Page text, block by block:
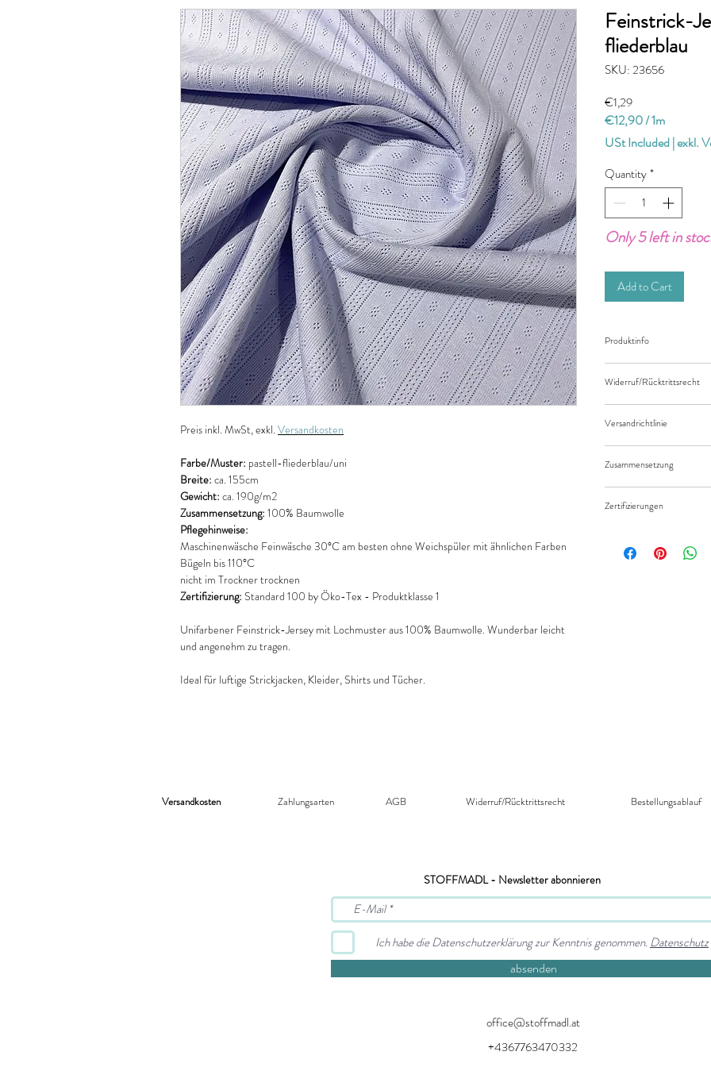
Preis inkl. MwSt, exkl. Versandkosten
Farbe/Muster: pastell-fliederblau/uni
Breite: ca. 155cm
Gewicht: ca. 190g/m2
Zusammensetzung: 100% Baumwolle
Pflegehinweise:
Maschinenwäsche Feinwäsche 30°C am besten ohne Weichspüler mit ähnlichen Farben
Bügeln bis 110°C
nicht im Trockner trocknen
Zertifizierung: Standard 100 by Öko-Tex - Produktklasse 1
Unifarbener Feinstrick-Jersey mit Lochmuster aus 100% Baumwolle. Wunderbar leicht
und angenehm zu tragen.
Ideal für luftige Strickjacken, Kleider, Shirts und Tücher.
Feinstrick-
fliederblau
SKU: 23656
€1,29Price
€12,90/1m
€12,90
per
1
Meter
USt Included|exkl.
Quantity*
Only 5 left in
Add to Cart
Produktinfo
Länge des Stoffes.
Bei einer Bestellung
eingeben.
Widerruf/Rücktrittsrecht
Versandrichtlinie
Zusammensetzung
Zertifizierungen
Versandkosten Zahlungsarten AGB Widerruf/Rücktrittsrecht​ Bestellungsablauf
STOFFMADL - Newsletter abonnieren
Ich habe die Datenschutzerklärung zur Kenntnis genommen.Datenschutz
absenden
office@stoffmadl.at
+4367763470332